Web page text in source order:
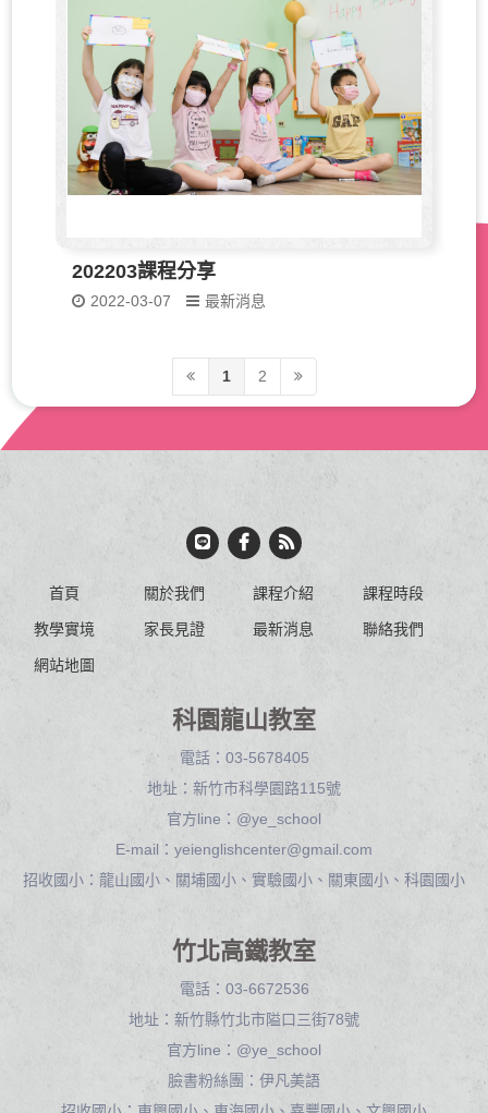
202203課程分享
2022-03-07 最新消息
1 2
首頁 關於我們 課程介紹 課程時段
教學實境 家長見證 最新消息 聯絡我們
網站地圖
科園龍山教室
電話： 03-5678405
地址： 新竹市科學園路115號
官方line： @ye_school
E-mail： yeienglishcenter@gmail.com
招收國小：龍山國小、關埔國小、實驗國小、關東國小、科園國小
竹北高鐵教室
電話： 03-6672536
地址： 新竹縣竹北市隘口三街78號
官方line： @ye_school
臉書粉絲團： 伊凡美語